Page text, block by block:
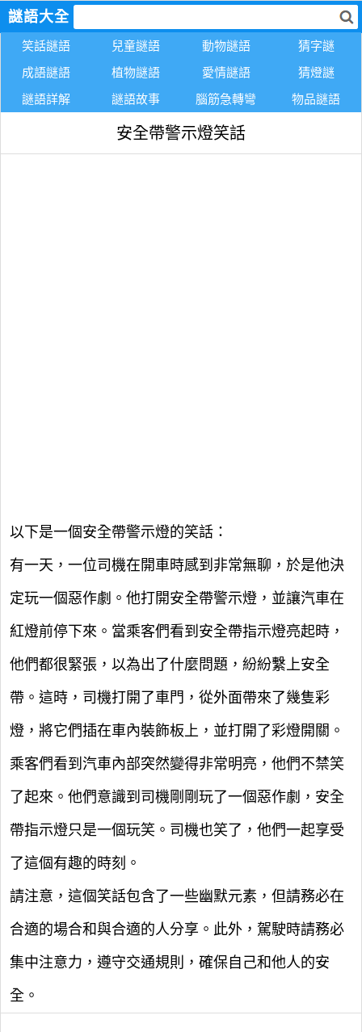
謎語大全
笑話謎語 兒童謎語 動物謎語
猜字謎
成語謎語
植物謎語 愛情謎語
猜燈謎
謎語詳解
謎語故事 腦筋急轉彎 物品謎語
安全帶警示燈笑話
以下是一個安全帶警示燈的笑話：
有一天，一位司機在開車時感到非常無聊，於是他決
定玩一個惡作劇。他打開安全帶警示燈，並讓汽車在
紅燈前停下來。當乘客們看到安全帶指示燈亮起時，
他們都很緊張，以為出了什麼問題，紛紛繫上安全
帶。這時，司機打開了車門，從外面帶來了幾隻彩
燈，將它們插在車內裝飾板上，並打開了彩燈開關。
乘客們看到汽車內部突然變得非常明亮，他們不禁笑
了起來。他們意識到司機剛剛玩了一個惡作劇，安全
帶指示燈只是一個玩笑。司機也笑了，他們一起享受
了這個有趣的時刻。
請注意，這個笑話包含了一些幽默元素，但請務必在
合適的場合和與合適的人分享。此外，駕駛時請務必
集中注意力，遵守交通規則，確保自己和他人的安
全。